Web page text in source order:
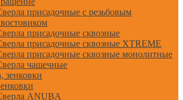
присадочные с резьбовым
присадочные сквозные
присадочные сквозные XTREME
присадочные сквозные монолитные
чашечные
зенковки
ANUBA